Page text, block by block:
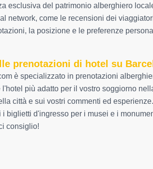
esclusiva del patrimonio alberghiero
network, come le recensioni dei
la posizione e le preferenze
prenotazioni di hotel su
è specializzato in prenotazioni
più adatto per il vostro soggiorno
città e sui vostri commenti ed
i biglietti d'ingresso per i musei e i
consiglio!